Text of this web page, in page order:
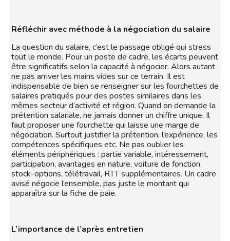
Réfléchir avec méthode à la négociation du salaire
La question du salaire, c’est le passage obligé qui stress
tout le monde. Pour un poste de cadre, les écarts peuvent
être significatifs selon la capacité à négocier. Alors autant
ne pas arriver les mains vides sur ce terrain. Il est
indispensable de bien se renseigner sur les fourchettes de
salaires pratiqués pour des postes similaires dans les
mêmes secteur d’activité et région. Quand on demande la
prétention salariale, ne jamais donner un chiffre unique. Il
faut proposer une fourchette qui laisse une marge de
négociation. Surtout justifier la prétention, l’expérience, les
compétences spécifiques etc. Ne pas oublier les
éléments périphériques : partie variable, intéressement,
participation, avantages en nature, voiture de fonction,
stock-options, télétravail, RTT supplémentaires. Un cadre
avisé négocie l’ensemble, pas juste le montant qui
apparaîtra sur la fiche de paie.
L’importance de l’après entretien